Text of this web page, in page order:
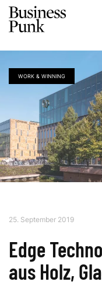
WORK & WINNING
25. September 2019
Edge
aus Holz,